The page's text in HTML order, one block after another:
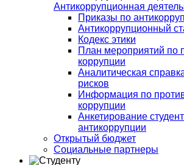
Антикоррупционная
Приказы по
Антикоррупционный
Кодекс этики
План мероприятий по
коррупции
Аналитическая
рисков
Информация по
коррупции
Анкетирование
антикоррупции
Открытый бюджет
Социальные партнеры